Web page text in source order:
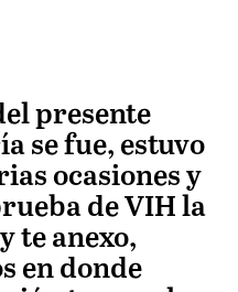
presente
se fue, estuvo
ocasiones y
de VIH la
te anexo,
en donde